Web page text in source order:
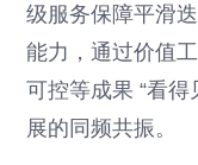
级服务保障平滑
能力，通过价值
可控等成果 “看
展的同频共振。